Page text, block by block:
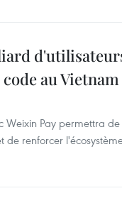
au Vietnam
Weixin Pay permettra
de renforcer